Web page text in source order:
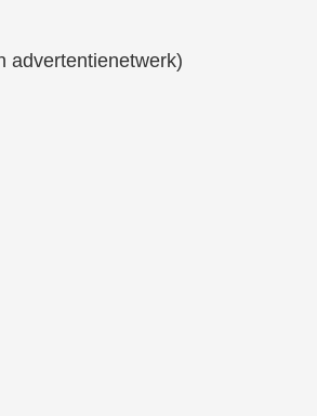
advertentienetwerk)